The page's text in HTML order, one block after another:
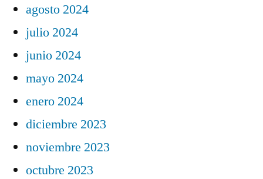
agosto 2024
julio 2024
junio 2024
mayo 2024
enero 2024
diciembre 2023
noviembre 2023
octubre 2023